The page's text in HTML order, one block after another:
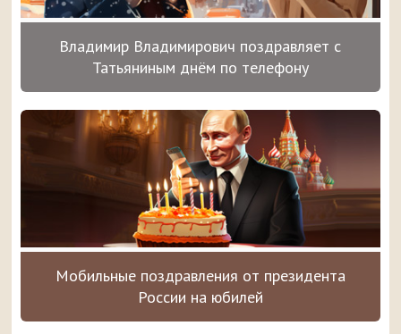
Владимир Владимирович поздравляет с
Татьяниным днём по телефону
Мобильные поздравления от президента
России на юбилей